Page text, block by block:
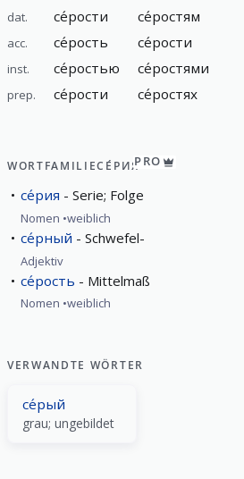
dat. се́рости се́ростям
acc. се́рость се́рости
inst. се́ростью се́ростями
prep. се́рости се́ростях
WORTFAMILIEСЕ́РИЯPRO
се́рия Serie; Folge
Nomen weiblich
се́рный Schwefel-
Adjektiv
се́рость Mittelmaß
Nomen weiblich
VERWANDTE WÖRTER
се́рый
grau; ungebildet